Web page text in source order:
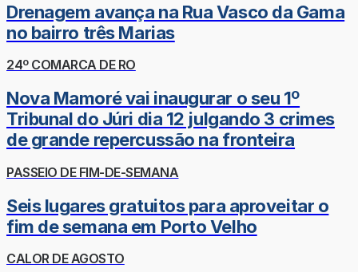
Drenagem avança na Rua Vasco da Gama
no bairro três Marias
24º COMARCA DE RO
Nova Mamoré vai inaugurar o seu 1º
Tribunal do Júri dia 12 julgando 3 crimes
de grande repercussão na fronteira
PASSEIO DE FIM-DE-SEMANA
Seis lugares gratuitos para aproveitar o
fim de semana em Porto Velho
CALOR DE AGOSTO